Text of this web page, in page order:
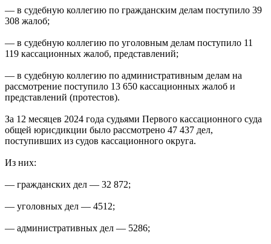
— в судебную коллегию по гражданским делам поступило 39
308 жалоб;
— в судебную коллегию по уголовным делам поступило 11
119 кассационных жалоб, представлений;
— в судебную коллегию по административным делам на
рассмотрение поступило 13 650 кассационных жалоб и
представлений (протестов).
За 12 месяцев 2024 года судьями Первого кассационного суда
общей юрисдикции было рассмотрено 47 437 дел,
поступивших из судов кассационного округа.
Из них:
— гражданских дел — 32 872;
— уголовных дел — 4512;
— административных дел — 5286;